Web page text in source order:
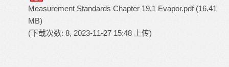
Measurement Standards Chapter 19.1 Evapor.pdf (16.41
MB)
(下载次数: 8, 2023-11-27 15:48 上传)